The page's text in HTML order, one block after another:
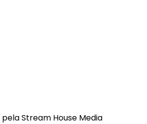
Stream House Media